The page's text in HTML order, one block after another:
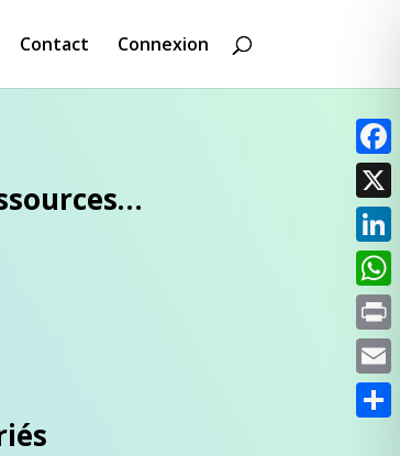
Contact Connexion
X
Print
Email